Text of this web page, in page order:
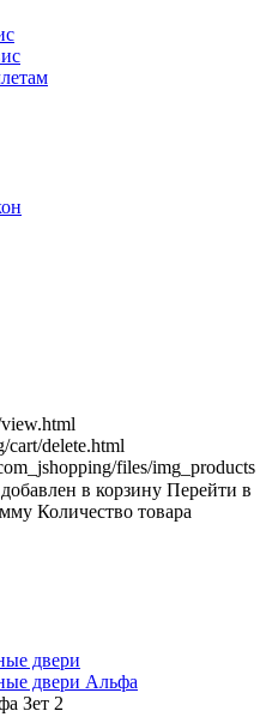
cart/delete.html
files/img_products
в корзину Перейти в
Количество товара
двери
двери Альфа
Зет 2